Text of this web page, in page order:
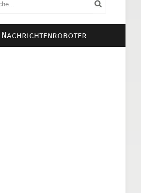
Nachrichtenroboter